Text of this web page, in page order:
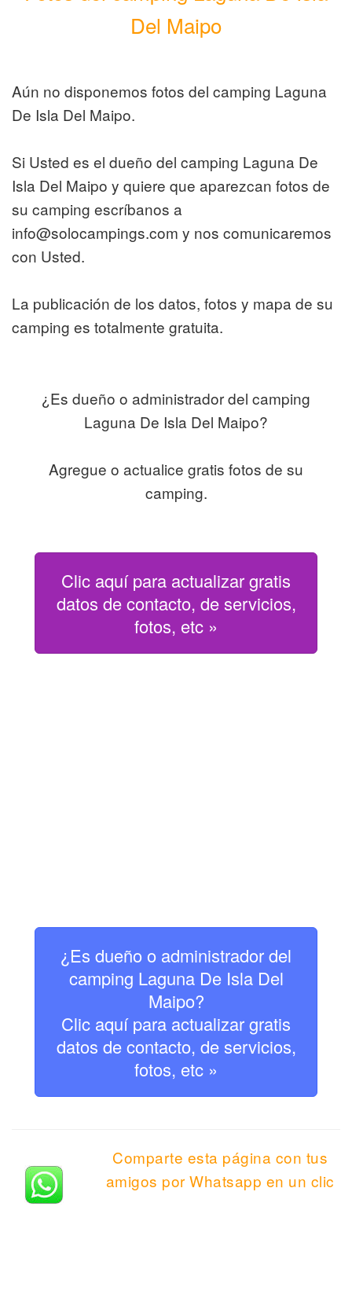
Del Maipo
Aún no disponemos fotos del camping Laguna
De Isla Del Maipo.
Si Usted es el dueño del camping Laguna De
Isla Del Maipo y quiere que aparezcan fotos de
su camping escríbanos a
info@solocampings.com y nos comunicaremos
con Usted.
La publicación de los datos, fotos y mapa de su
camping es totalmente gratuita.
¿Es dueño o administrador del camping
Laguna De Isla Del Maipo?
Agregue o actualice gratis fotos de su
camping.
Clic aquí para actualizar gratis
datos de contacto, de servicios,
fotos, etc »
¿Es dueño o administrador del
camping Laguna De Isla Del
Maipo?
Clic aquí para actualizar gratis
datos de contacto, de servicios,
fotos, etc »
Comparte esta página con tus
amigos por Whatsapp en un clic